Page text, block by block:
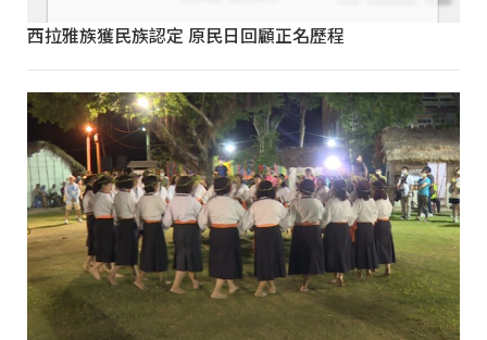
西拉雅族獲民族認定 原民日回顧正名歷程